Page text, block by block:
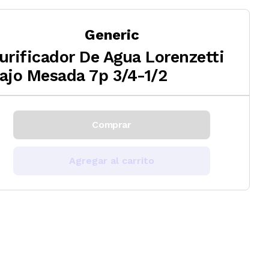
Generic
De Agua Lorenzetti
Mesada 7p 3/4-1/2
Comprar
Agregar al carrito